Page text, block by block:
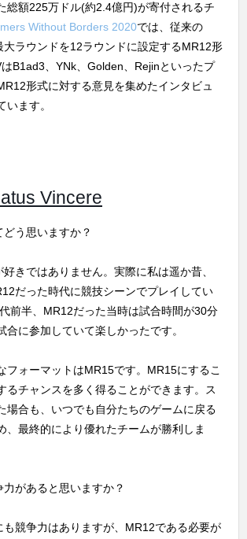
総額225万ドル(約2.4億円)が寄付されるチ
Without Borders 2020では、従来の
大ラウンドを12ラウンドに設定するMR12形
B1ad3、YNk、Golden、Rejinといったプ
形式に対する意見を集めたインタビュ
います。
Vincere
う思いますか？
きではありません。実際に私は遥か昔、
だった時代に競技シーンでプレイしてい
前半、MR12だった当時は試合時間が30分
合に参加していて楽しかったです。
フォーマットはMR15です。MR15にするこ
るチャンスを多く得ることができます。ス
場合も、いつでも自分たちのゲームに戻る
、最終的により優れたチームが勝利しま
があると思いますか？
も競争力はありますが、MR12である必要が